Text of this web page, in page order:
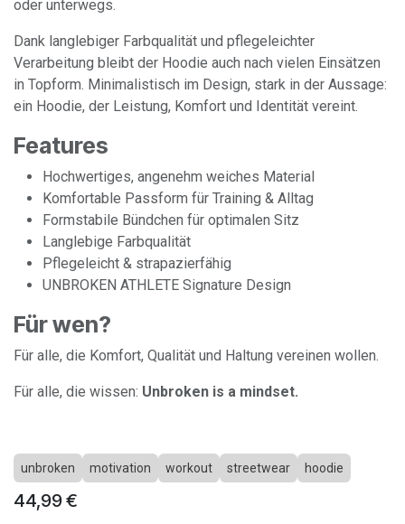
oder unterwegs.
Dank langlebiger Farbqualität und pflegeleichter
Verarbeitung bleibt der Hoodie auch nach vielen Einsätzen
in Topform. Minimalistisch im Design, stark in der Aussage:
ein Hoodie, der Leistung, Komfort und Identität vereint.
Features
Hochwertiges, angenehm weiches Material
Komfortable Passform für Training & Alltag
Formstabile Bündchen für optimalen Sitz
Langlebige Farbqualität
Pflegeleicht & strapazierfähig
UNBROKEN ATHLETE Signature Design
Für wen?
Für alle, die Komfort, Qualität und Haltung vereinen wollen.
Für alle, die wissen: Unbroken is a mindset.
unbroken motivation workout streetwear hoodie
44,99€